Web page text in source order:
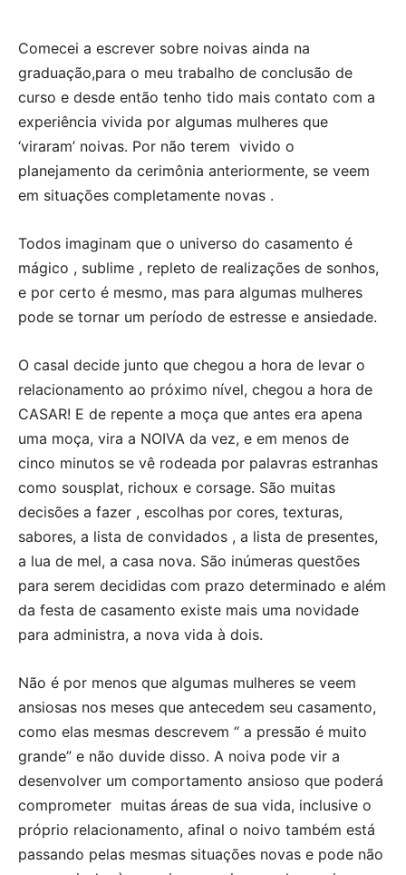
Comecei a escrever sobre noivas ainda na
graduação,para o meu trabalho de conclusão de
curso e desde então tenho tido mais contato com a
experiência vivida por algumas mulheres que
‘viraram’ noivas. Por não terem vivido o
planejamento da cerimônia anteriormente, se veem
em situações completamente novas .
Todos imaginam que o universo do casamento é
mágico , sublime , repleto de realizações de sonhos,
e por certo é mesmo, mas para algumas mulheres
pode se tornar um período de estresse e ansiedade.
O casal decide junto que chegou a hora de levar o
relacionamento ao próximo nível, chegou a hora de
CASAR! E de repente a moça que antes era apena
uma moça, vira a NOIVA da vez, e em menos de
cinco minutos se vê rodeada por palavras estranhas
como sousplat, richoux e corsage. São muitas
decisões a fazer , escolhas por cores, texturas,
sabores, a lista de convidados , a lista de presentes,
a lua de mel, a casa nova. São inúmeras questões
para serem decididas com prazo determinado e além
da festa de casamento existe mais uma novidade
para administra, a nova vida à dois.
Não é por menos que algumas mulheres se veem
ansiosas nos meses que antecedem seu casamento,
como elas mesmas descrevem “ a pressão é muito
grande” e não duvide disso. A noiva pode vir a
desenvolver um comportamento ansioso que poderá
comprometer muitas áreas de sua vida, inclusive o
próprio relacionamento, afinal o noivo também está
passando pelas mesmas situações novas e pode não